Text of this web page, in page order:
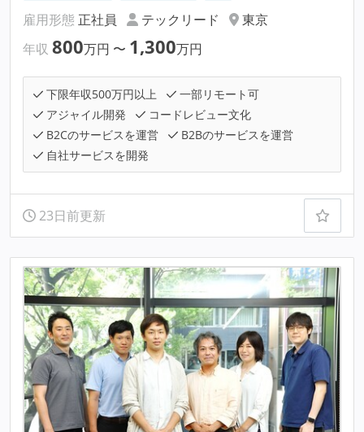
雇用形態 正社員 テックリード
東京
年収 800万円 〜 1,300万円
下限年収500万円以上
一部リモート可
アジャイル開発
コードレビュー文化
B2Cのサービスを運営
B2Bのサービスを運営
自社サービスを開発
23日前更新